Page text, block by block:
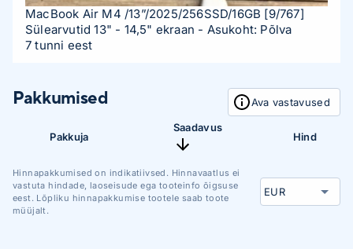
MacBook Air M4 /13”/2025/256SSD/16GB [9/767]
Sülearvutid 13" - 14,5" ekraan - Asukoht: Põlva
7 tunni eest
Pakkumised Ava vastavused
Pakkuja
Saadavus
Hind
Hinnapakkumised on indikatiivsed. Hinnavaatlus ei
vastuta hindade, laoseisude ega tooteinfo õigsuse
eest. Lõpliku hinnapakkumise tootele saab toote
müüjalt.